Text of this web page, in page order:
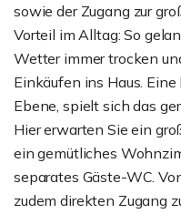
sowie der Zugang zur
Vorteil im Alltag: So
Wetter immer trocken
Einkäufen ins Haus.
Ebene, spielt sich das
Hier erwarten Sie ein
ein gemütliches
separates Gäste-WC.
zudem direkten Zugang